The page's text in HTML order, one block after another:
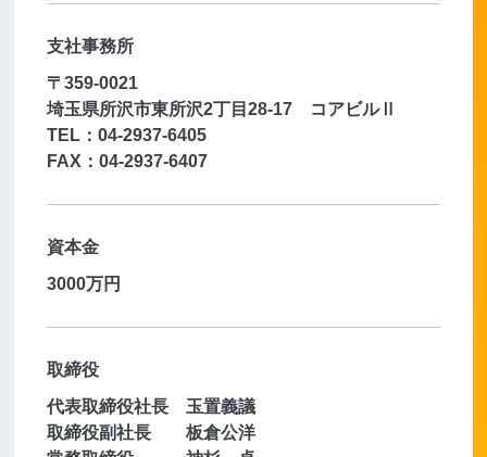
支社事務所
〒359-0021
埼玉県所沢市東所沢2丁目28-17 コアビルⅡ
TEL：04-2937-6405
FAX：04-2937-6407
資本金
3000万円
取締役
代表取締役社長 玉置義議
取締役副社長 板倉公洋